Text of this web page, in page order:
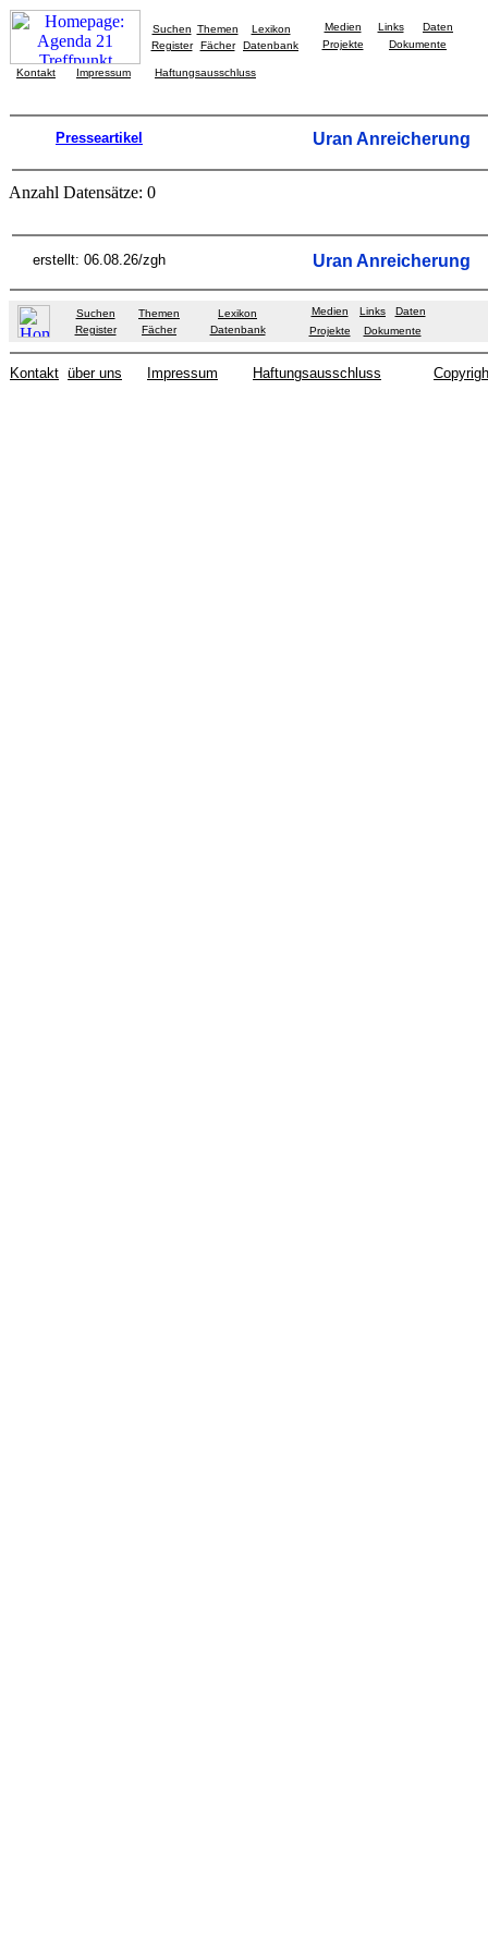
Suchen Themen
Lexikon
Register
Fächer Datenbank
Medien Links
Daten
Projekte
Dokumente
Kontakt Impressum Haftungsausschluss
Presseartikel Uran Anreicherung
Anzahl Datensätze: 0
erstellt: 06.08.26/zgh Uran Anreicherung
Suchen Themen
Lexikon
Register
Fächer Datenbank
Medien Links
Daten
Projekte
Dokumente
Kontakt über uns Impressum Haftungsausschluss